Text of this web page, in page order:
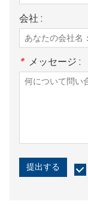
会社 :
* メッセージ :
提出する